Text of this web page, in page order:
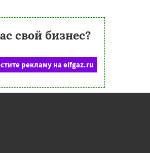
свой бизнес?
рекламу на eifgaz.ru